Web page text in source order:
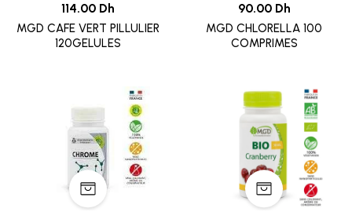
114.00 Dh
MGD CAFE VERT PILLULIER
120GELULES
90.00 Dh
MGD CHLORELLA 100
COMPRIMES